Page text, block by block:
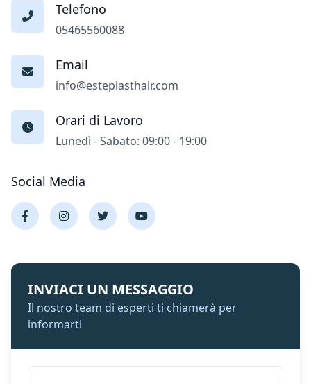
Telefono
05465560088
Email
info@esteplasthair.com
Orari di Lavoro
Lunedì - Sabato: 09:00 - 19:00
Social Media
INVIACI UN MESSAGGIO
Il nostro team di esperti ti chiamerà per
informarti